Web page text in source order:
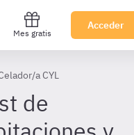
Mes gratis
Acceder
a CYL
de